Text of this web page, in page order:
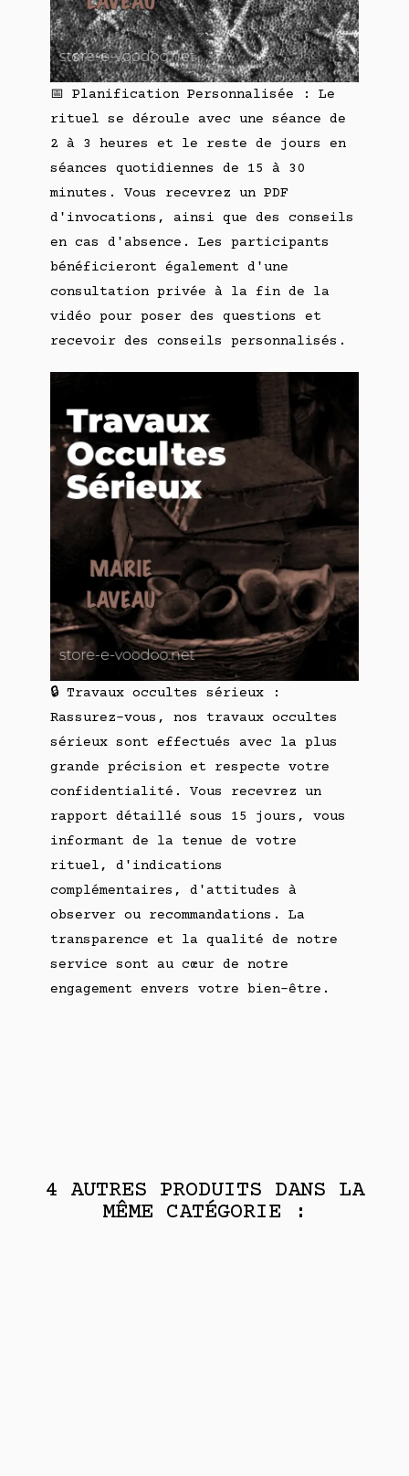
📅 Planification Personnalisée : Le
rituel se déroule avec une séance de
2 à 3 heures et le reste de jours en
séances quotidiennes de 15 à 30
minutes. Vous recevrez un PDF
d'invocations, ainsi que des conseils
en cas d'absence. Les participants
bénéficieront également d'une
consultation privée à la fin de la
vidéo pour poser des questions et
recevoir des conseils personnalisés.
🔒 Travaux occultes sérieux :
Rassurez-vous, nos travaux occultes
sérieux sont effectués avec la plus
grande précision et respecte votre
confidentialité. Vous recevrez un
rapport détaillé sous 15 jours, vous
informant de la tenue de votre
rituel, d'indications
complémentaires, d'attitudes à
observer ou recommandations. La
transparence et la qualité de notre
service sont au cœur de notre
engagement envers votre bien-être.
4 AUTRES PRODUITS DANS LA
MÊME CATÉGORIE :